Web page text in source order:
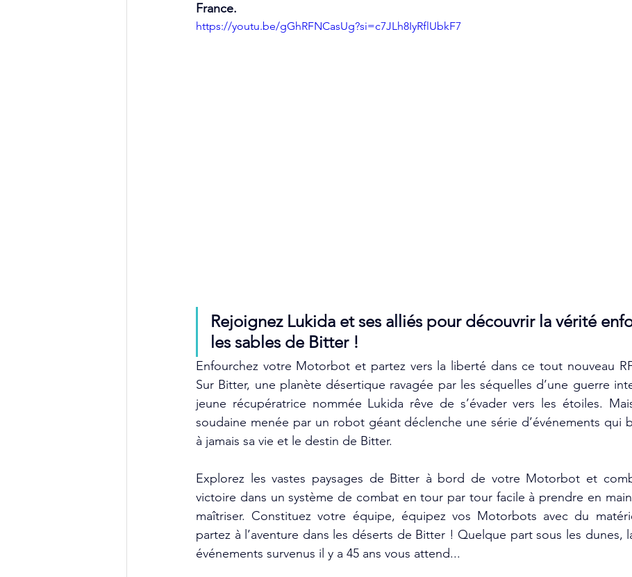
France.
https://youtu.be/gGhRFNCasUg?si=c7JLh8IyRflUbkF7
Rejoignez Lukida et ses alliés pour découvrir la vérité
les sables de Bitter !
Enfourchez votre Motorbot et partez vers la liberté dans ce tout nouveau
Sur Bitter, une planète désertique ravagée par les séquelles d’une guerre
jeune récupératrice nommée Lukida rêve de s’évader vers les étoiles.
soudaine menée par un robot géant déclenche une série d’événements qui
à jamais sa vie et le destin de Bitter.
Explorez les vastes paysages de Bitter à bord de votre Motorbot et
victoire dans un système de combat en tour par tour facile à prendre en
maîtriser. Constituez votre équipe, équipez vos Motorbots avec du
partez à l’aventure dans les déserts de Bitter ! Quelque part sous les dunes,
événements survenus il y a 45 ans vous attend...